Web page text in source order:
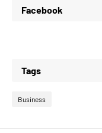
Facebook
Tags
Business